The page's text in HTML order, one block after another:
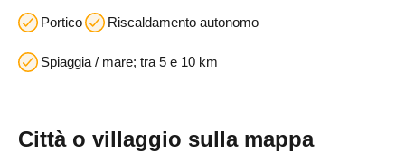
Portico Riscaldamento autonomo
Spiaggia / mare; tra 5 e 10 km
Città o villaggio sulla mappa